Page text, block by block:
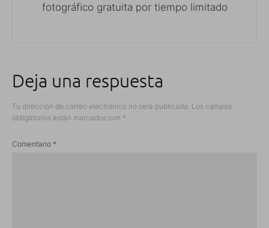
fotográfico gratuita por tiempo limitado
Deja una respuesta
Tu dirección de correo electrónico no será publicada. Los campos
obligatorios están marcados con *
Comentario *